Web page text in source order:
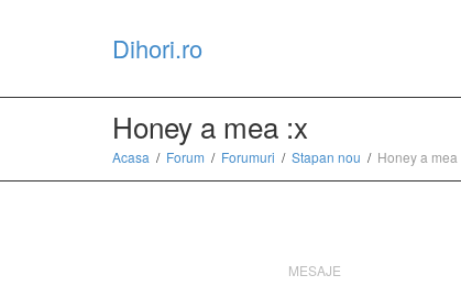
Dihori.ro
Honey a mea :x
Acasa Forum Forumuri Stapan nou Honey a mea
MESAJE